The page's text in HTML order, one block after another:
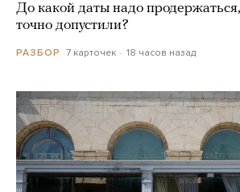
До какой даты надо
точно допустили?
РАЗБОР 7 карточек 18 часов назад